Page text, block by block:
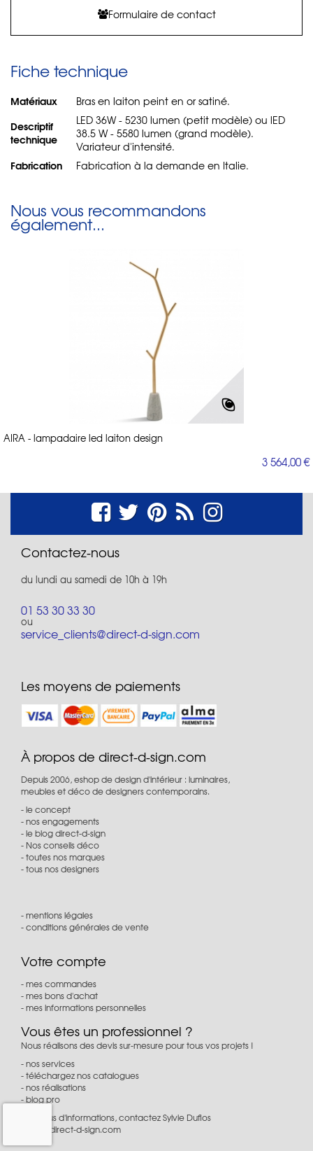
Formulaire de contact
Fiche technique
Matériaux Bras en laiton peint en or satiné.
Descriptif
technique
LED 36W - 5230 lumen (petit modèle) ou lED
38.5 W - 5580 lumen (grand modèle).
Variateur d'intensité.
Fabrication Fabrication à la demande en Italie.
Nous vous recommandons
également...
AIRA - lampadaire led laiton design
3 564,00 €
Contactez-nous
du lundi au samedi de 10h à 19h
01 53 30 33 30
ou
service_clients@direct-d-sign.com
Les moyens de paiements
À propos de direct-d-sign.com
Depuis 2006, eshop de design d'intérieur : luminaires,
meubles et déco de designers contemporains.
le concept
nos engagements
le blog direct-d-sign
Nos conseils déco
toutes nos marques
tous nos designers
mentions légales
conditions générales de vente
Votre compte
mes commandes
mes bons d'achat
mes informations personnelles
Vous êtes un professionnel ?
Nous réalisons des devis sur-mesure pour tous vos projets !
nos services
téléchargez nos catalogues
nos réalisations
blog pro
Pour plus d'informations, contactez Sylvie Duflos
pro@direct-d-sign.com